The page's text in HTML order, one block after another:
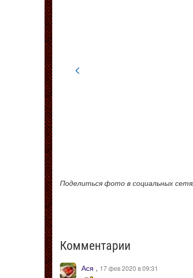
Поделиться фото в социальных
Комментарии
Ася , 17 фев 2020 в 09:31